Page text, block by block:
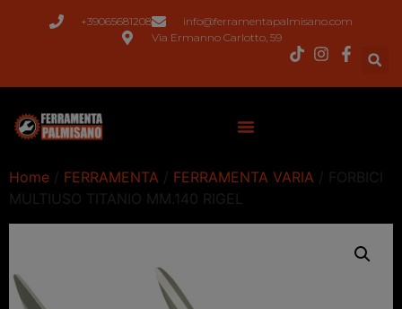
+39065681208
info@ferramentapalmisano.com
Via Ermanno Carlotto, 59
Home / FERRAMENTA / FERRAMENTA VARIA / FORBICI
MULTIUSO TITANIO MM.140 RIGEL